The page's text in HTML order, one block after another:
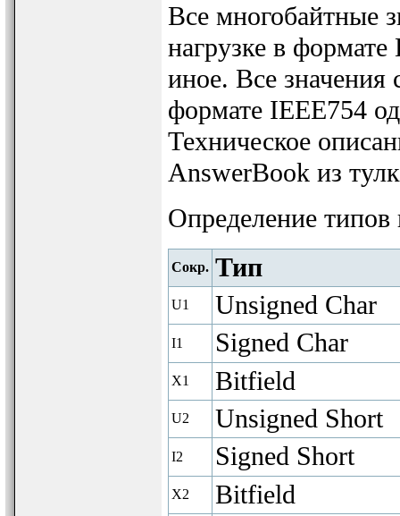
Все многобайтные
нагрузке в
иное. Все значения
формате IEEE754
Техническое
AnswerBook из
Определение
Сокр. Тип
U1 Unsigned Char
I1 Signed Char
X1 Bitfield
U2 Unsigned Short
I2 Signed Short
X2 Bitfield